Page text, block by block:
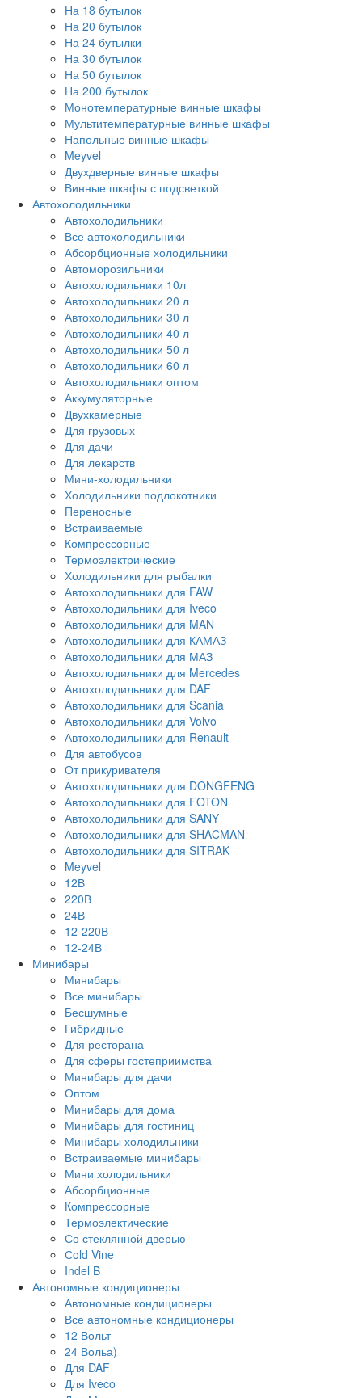
На 18 бутылок
На 20 бутылок
На 24 бутылки
На 30 бутылок
На 50 бутылок
На 200 бутылок
Монотемпературные винные шкафы
Мультитемпературные винные шкафы
Напольные винные шкафы
Meyvel
Двухдверные винные шкафы
Винные шкафы с подсветкой
Автохолодильники
Автохолодильники
Все автохолодильники
Абсорбционные холодильники
Автоморозильники
Автохолодильники 10л
Автохолодильники 20 л
Автохолодильники 30 л
Автохолодильники 40 л
Автохолодильники 50 л
Автохолодильники 60 л
Автохолодильники оптом
Аккумуляторные
Двухкамерные
Для грузовых
Для дачи
Для лекарств
Мини-холодильники
Холодильники подлокотники
Переносные
Встраиваемые
Компрессорные
Термоэлектрические
Холодильники для рыбалки
Автохолодильники для FAW
Автохолодильники для Iveco
Автохолодильники для MAN
Автохолодильники для КАМАЗ
Автохолодильники для МАЗ
Автохолодильники для Mercedes
Автохолодильники для DAF
Автохолодильники для Scania
Автохолодильники для Volvo
Автохолодильники для Renault
Для автобусов
От прикуривателя
Автохолодильники для DONGFENG
Автохолодильники для FOTON
Автохолодильники для SANY
Автохолодильники для SHACMAN
Автохолодильники для SITRAK
Meyvel
12В
220В
24В
12-220В
12-24В
Минибары
Минибары
Все минибары
Бесшумные
Гибридные
Для ресторана
Для сферы гостеприимства
Минибары для дачи
Оптом
Минибары для дома
Минибары для гостиниц
Минибары холодильники
Встраиваемые минибары
Мини холодильники
Абсорбционные
Компрессорные
Термоэлектические
Со стеклянной дверью
Сold Vine
Indel B
Автономные кондиционеры
Автономные кондиционеры
Все автономные кондиционеры
12 Вольт
24 Вольа)
Для DAF
Для Iveco